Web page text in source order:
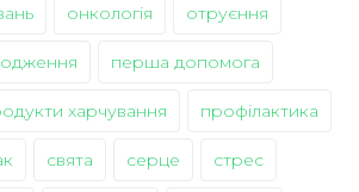
онкологія отруєння
перша допомога
харчування профілактика
свята серце стрес